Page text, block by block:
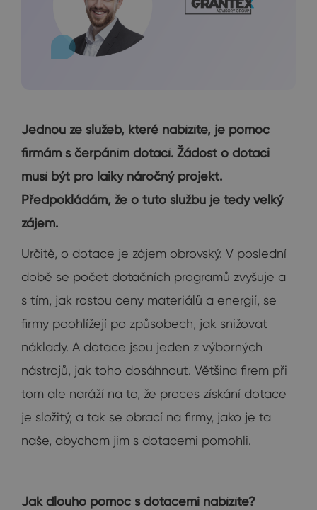
Jednou ze služeb, které nabízíte, je pomoc
firmám s čerpáním dotací. Žádost o dotaci
musí být pro laiky náročný projekt.
Předpokládám, že o tuto službu je tedy velký
zájem.
Určitě, o dotace je zájem obrovský. V poslední
době se počet dotačních programů zvyšuje a
s tím, jak rostou ceny materiálů a energií, se
firmy poohlížejí po způsobech, jak snižovat
náklady. A dotace jsou jeden z výborných
nástrojů, jak toho dosáhnout. Většina firem při
tom ale naráží na to, že proces získání dotace
je složitý, a tak se obrací na firmy, jako je ta
naše, abychom jim s dotacemi pomohli.
Jak dlouho pomoc s dotacemi nabízíte?